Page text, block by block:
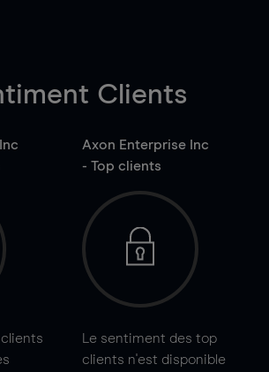
Clients
Axon Enterprise Inc
- Top clients
Le sentiment des top
clients n'est disponible